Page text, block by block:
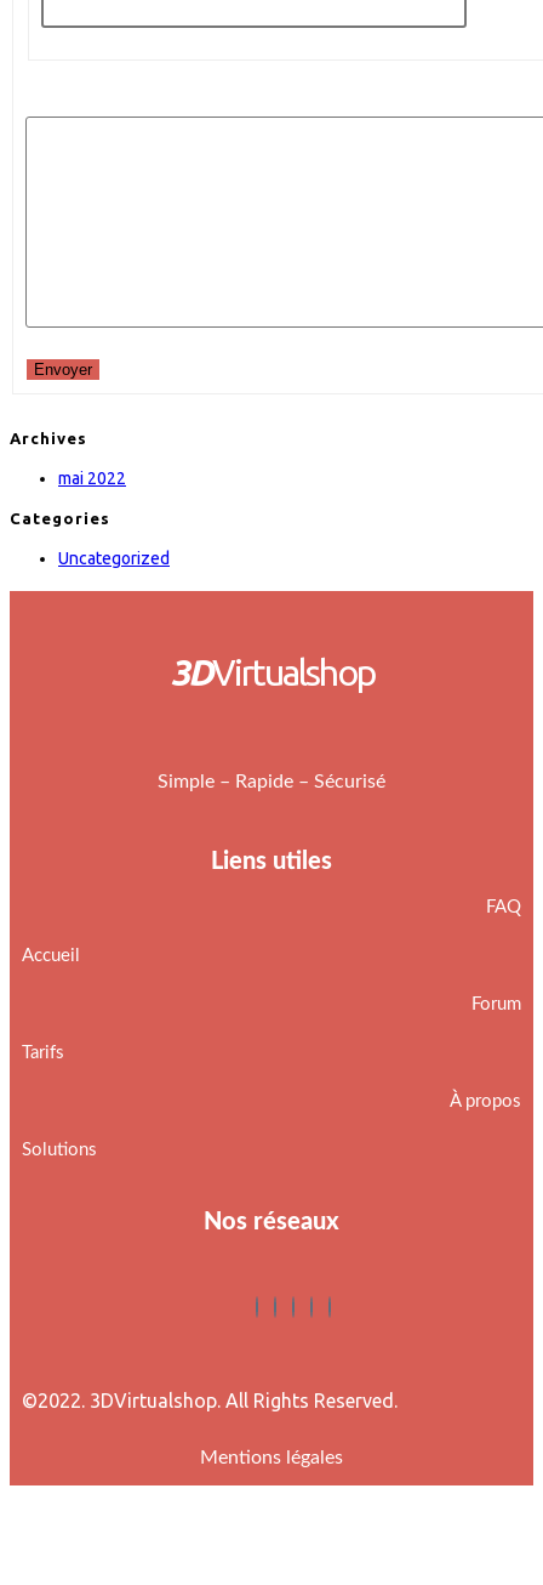
Envoyer
Archives
mai 2022
Categories
Uncategorized
3DVirtualshop
Simple – Rapide – Sécurisé
Liens utiles
Accueil
Tarifs
Solutions
FAQ
Forum
À propos
Nos réseaux
©2022. 3DVirtualshop. All Rights Reserved.
Mentions légales